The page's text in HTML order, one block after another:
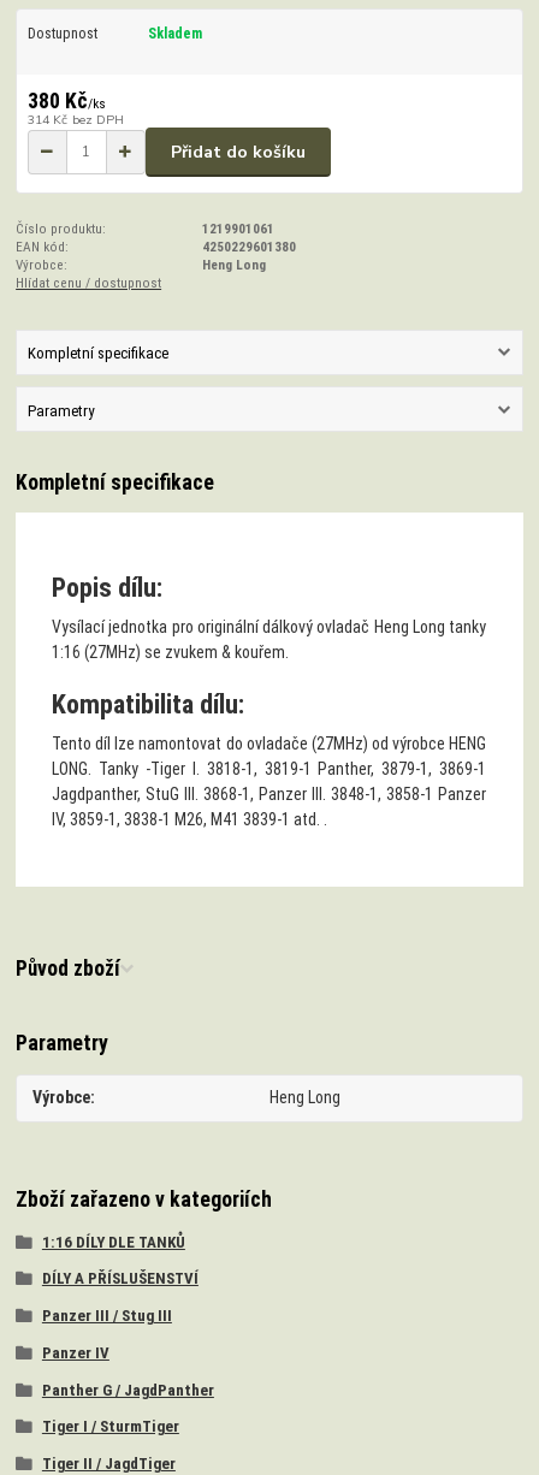
Dostupnost Skladem
380 Kč/ks
314 Kč bez DPH
Přidat do košíku
Číslo produktu:
1219901061
EAN kód:
4250229601380
Výrobce:
Heng Long
Hlídat cenu / dostupnost
Kompletní specifikace
Parametry
Kompletní specifikace
Popis dílu:
Vysílací jednotka pro originální dálkový ovladač Heng Long tanky
1:16 (27MHz) se zvukem & kouřem.
Kompatibilita dílu:
Tento díl lze namontovat do ovladače (27MHz) od výrobce HENG
LONG. Tanky -Tiger I. 3818-1, 3819-1 Panther, 3879-1, 3869-1
Jagdpanther, StuG III. 3868-1, Panzer III. 3848-1, 3858-1 Panzer
IV, 3859-1, 3838-1 M26, M41 3839-1 atd. .
Původ zboží
Parametry
Výrobce Heng Long
Zboží zařazeno v kategoriích
1:16 DÍLY DLE TANKŮ
DÍLY A PŘÍSLUŠENSTVÍ
Panzer III / Stug III
Panzer IV
Panther G / JagdPanther
Tiger I / SturmTiger
Tiger II / JagdTiger